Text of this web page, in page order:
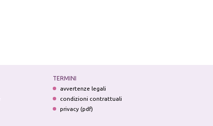
TERMINI
avvertenze legali
condizioni contrattuali
privacy (pdf)